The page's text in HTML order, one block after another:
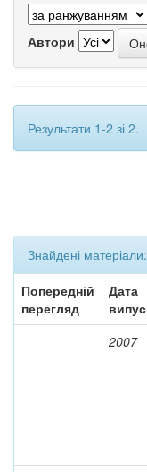
Автори
Результати 1-2 зі 2.
Знайдені матеріали:
Попередній
перегляд
Дата
2007